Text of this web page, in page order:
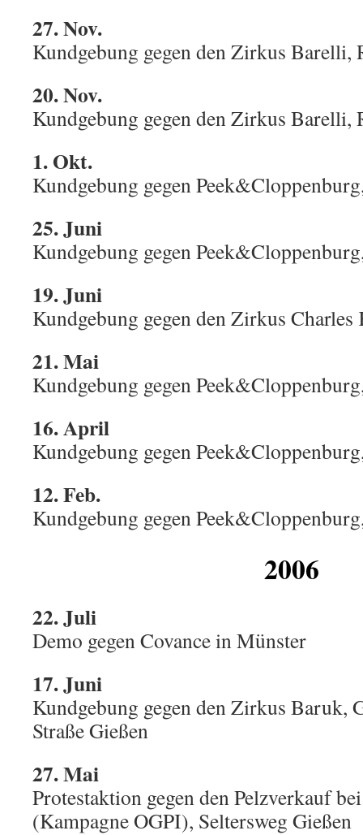
27. Nov.
Kundgebung gegen den Zirkus Barelli,
20. Nov.
Kundgebung gegen den Zirkus Barelli,
1. Okt.
Kundgebung gegen
25. Juni
Kundgebung gegen
19. Juni
Kundgebung gegen den Zirkus
21. Mai
Kundgebung gegen
16. April
Kundgebung gegen
12. Feb.
Kundgebung gegen
2006
22. Juli
Demo gegen Covance in Münster
17. Juni
Kundgebung gegen den Zirkus Baruk,
Straße Gießen
27. Mai
Protestaktion gegen den Pelzverkauf
(Kampagne OGPI), Seltersweg Gießen